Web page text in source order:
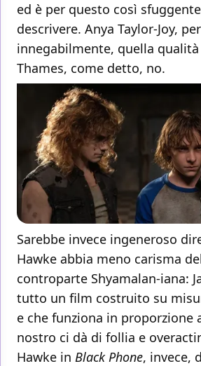
ed è per questo così
descrivere. Anya Taylor-Joy,
innegabilmente, quella
Thames, come detto, no.
Sarebbe invece ingeneroso
Hawke abbia meno carisma
controparte Shyamalan-iana:
tutto un film costruito su
e che funziona in proporzione
nostro ci dà di follia e
Hawke in Black Phone, invece,